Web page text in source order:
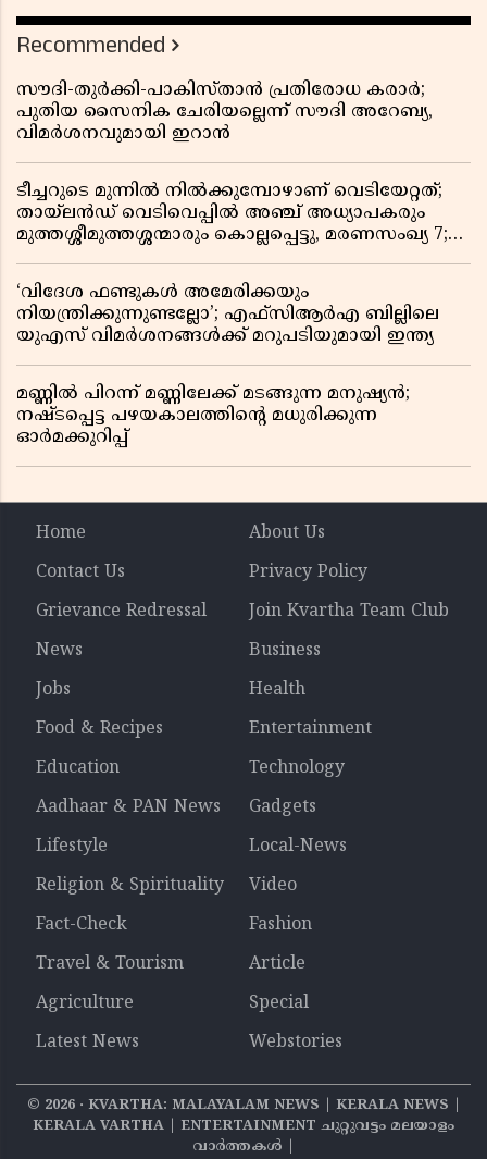
Recommended
സൗദി-തുർക്കി-പാകിസ്താൻ പ്രതിരോധ കരാർ;
പുതിയ സൈനിക ചേരിയല്ലെന്ന് സൗദി അറേബ്യ,
വിമർശനവുമായി ഇറാൻ
ടീച്ചറുടെ മുന്നിൽ നിൽക്കുമ്പോഴാണ് വെടിയേറ്റത്;
തായ്‌ലൻഡ് വെടിവെപ്പിൽ അഞ്ച് അധ്യാപകരും
മുത്തശ്ശീമുത്തശ്ശന്മാരും കൊല്ലപ്പെട്ടു, മരണസംഖ്യ 7;
‘വിദേശ ഫണ്ടുകൾ അമേരിക്കയും
നിയന്ത്രിക്കുന്നുണ്ടല്ലോ’; എഫ്സിആർഎ ബില്ലിലെ
യുഎസ് വിമർശനങ്ങൾക്ക് മറുപടിയുമായി ഇന്ത്യ
മണ്ണിൽ പിറന്ന് മണ്ണിലേക്ക് മടങ്ങുന്ന മനുഷ്യൻ;
നഷ്ടപ്പെട്ട പഴയകാലത്തിൻ്റെ മധുരിക്കുന്ന
ഓർമക്കുറിപ്പ്
Home
About Us
Contact Us
Privacy Policy
Grievance Redressal
Join Kvartha Team Club
News
Business
Jobs
Health
Food & Recipes
Entertainment
Education
Technology
Aadhaar & PAN News
Gadgets
Lifestyle
Local-News
Religion & Spirituality
Video
Fact-Check
Fashion
Travel & Tourism
Article
Agriculture
Special
Latest News
Webstories
© 2026‧ KVARTHA: MALAYALAM NEWS | KERALA NEWS |
KERALA VARTHA | ENTERTAINMENT ചുറ്റുവട്ടം മലയാളം
വാര്‍ത്തകൾ |